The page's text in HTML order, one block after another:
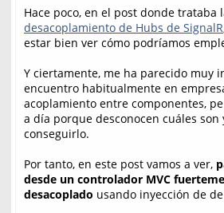
Hace poco, en el post donde trataba
desacoplamiento de Hubs de SignalR
estar bien ver cómo podríamos
Y ciertamente, me ha parecido muy
encuentro habitualmente en
acoplamiento entre componentes,
a día porque desconocen cuáles
conseguirlo.
Por tanto, en este post vamos a ver,
desde un controlador MVC
desacoplado usando inyección de